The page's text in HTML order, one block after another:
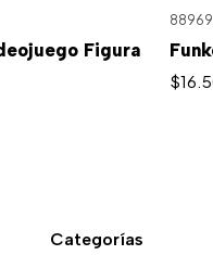
Figura
Categorías